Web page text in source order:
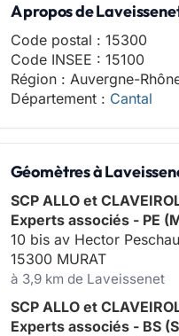
A propos de
Code postal : 15300
Code INSEE : 15100
Région : Auvergne-
Département : Cantal
Géomètres à
SCP ALLO et
Experts associés - PE
10 bis av Hector
15300 MURAT
à 3,9 km de Laveissenet
SCP ALLO et
Experts associés - BS